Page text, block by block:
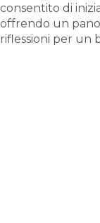
consentito di
offrendo un
riflessioni per un